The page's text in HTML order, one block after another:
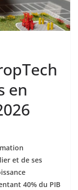
en
et de ses
40% du PIB